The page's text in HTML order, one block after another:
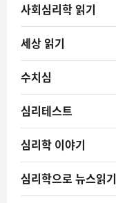
사회심리학 읽기
세상 읽기
수치심
심리테스트
심리학 이야기
심리학으로 뉴스읽기